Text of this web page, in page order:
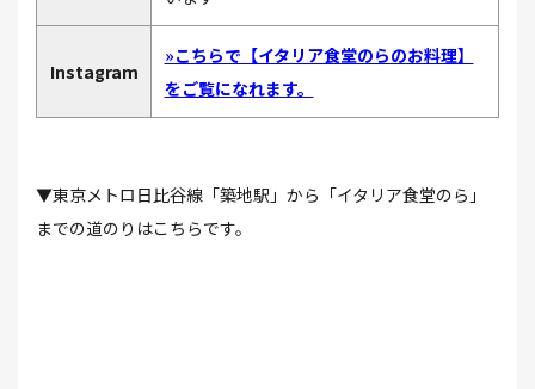
Instagram
»こちらで【イタリア食堂のらのお料理】
をご覧になれます。
▼東京メトロ日比谷線「築地駅」から「イタリア食堂のら」
までの道のりはこちらです。